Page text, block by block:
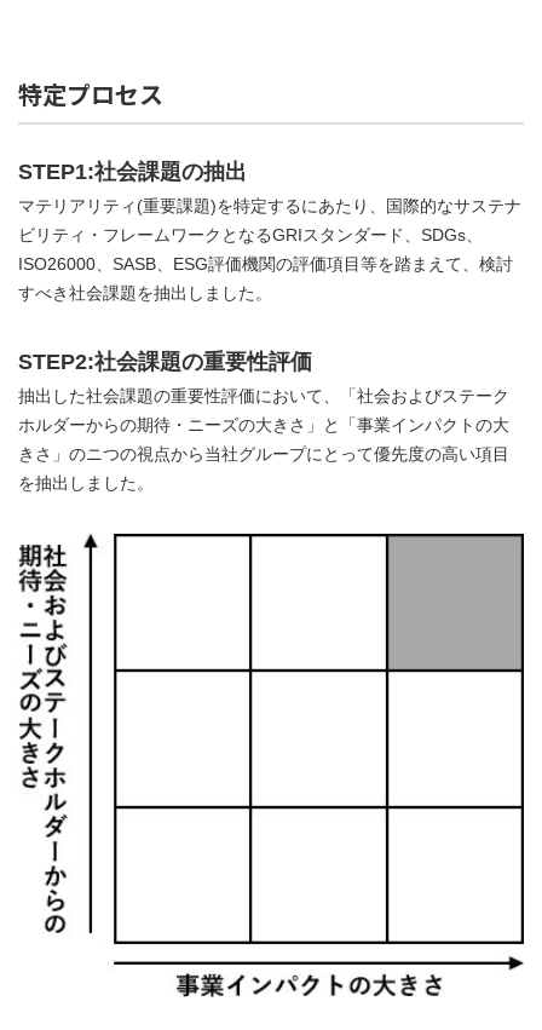
特定プロセス
STEP1:社会課題の抽出
マテリアリティ(重要課題)を特定するにあたり、国際的なサステナ
ビリティ・フレームワークとなるGRIスタンダード、SDGs、
ISO26000、SASB、ESG評価機関の評価項目等を踏まえて、検討
すべき社会課題を抽出しました。
STEP2:社会課題の重要性評価
抽出した社会課題の重要性評価において、「社会およびステーク
ホルダーからの期待・ニーズの大きさ」と「事業インパクトの大
きさ」のニつの視点から当社グループにとって優先度の高い項目
を抽出しました。